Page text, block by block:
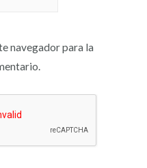
navegador para la